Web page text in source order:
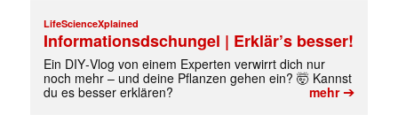
LifeScienceXplained
Informationsdschungel | Erklär’s besser!
Ein DIY‑Vlog von einem Experten verwirrt dich nur
noch mehr – und deine Pflanzen gehen ein? 🤯 Kannst
du es besser erklären?
mehr➔